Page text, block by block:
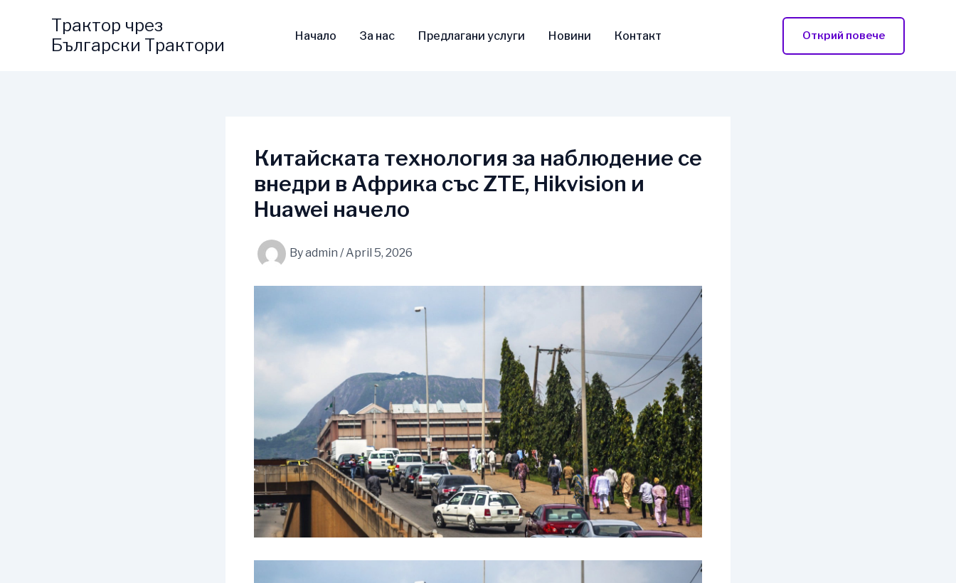
Трактор чрез
Български Трактори
Начало За нас Предлагани услуги Новини Контакт Открий повече
Китайската технология за наблюдение се
внедри в Африка със ZTE, Hikvision и
Huawei начело
Byadmin /April 5, 2026